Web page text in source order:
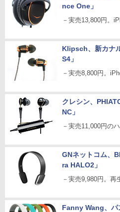
nce One」
－実売13,800円。
Klipsch、新カナ
S4」
－実売8,800円。
クレシン、
NC」
－実売11,000円の
GNネットコム、
ra HALO2」
－実売9,980円。再
Fanny Wang、パ